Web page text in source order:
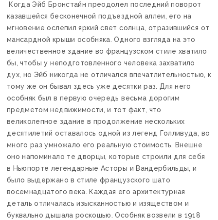
Когда Эйб Бронстайн преодолел последний поворот
казавшейся бесконечной подъездной аллеи, его на
мгновение ослепил яркий свет солнца, отразившийся от
мансардной крыши особняка. Одного взгляда на это
величественное здание во французском стиле хватило
бы, чтобы у неподготовленного человека захватило
дух, но Эйб никогда не отличался впечатлительностью, к
тому же он бывал здесь уже десятки раз. Для него
особняк был в первую очередь весьма дорогим
предметом недвижимости, и тот факт, что
великолепное здание в продолжение нескольких
десятилетий оставалось одной из легенд Голливуда, во
много раз умножало его реальную стоимость. Внешне
оно напоминало те дворцы, которые строили для себя
в Ньюпорте легендарные Асторы и Вандербильды, и
было выдержано в стиле французского шато
восемнадцатого века. Каждая его архитектурная
деталь отличалась изысканностью и изяществом и
буквально дышала роскошью. Особняк возвели в 1918